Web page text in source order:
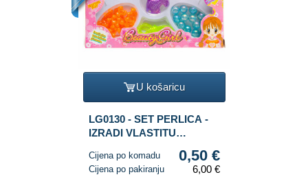
U košaricu
LG0130 - SET PERLICA -
IZRADI VLASTITU
Cijena po komadu 0,50 €
Cijena po pakiranju 6,00 €